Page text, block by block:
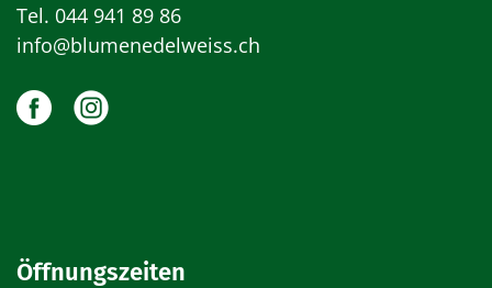
Tel. 044 941 89 86
info@blumenedelweiss.ch
Öffnungszeiten